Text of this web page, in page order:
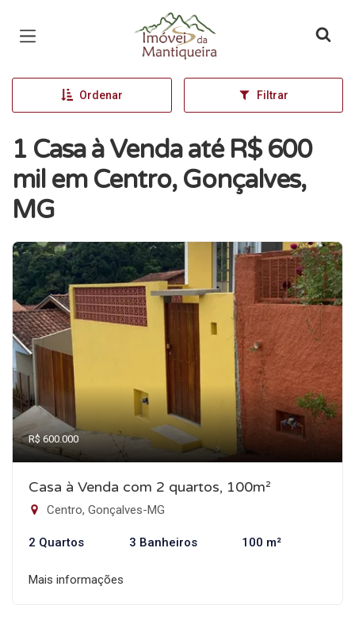
Página inicial
Ordenar Filtrar
1 Casa à Venda até R$ 600
mil em Centro, Gonçalves,
MG
R$ 600.000
Casa à Venda com 2 quartos, 100m²
Centro, Gonçalves-MG
2 Quartos 3 Banheiros 100 m²
Mais informações